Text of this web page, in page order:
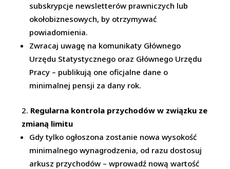
subskrypcje newsletterów prawniczych lub
okołobiznesowych, by otrzymywać
powiadomienia.
Zwracaj uwagę na komunikaty Głównego
Urzędu Statystycznego oraz Głównego Urzędu
Pracy – publikują one oficjalne dane o
minimalnej pensji za dany rok.
Regularna kontrola przychodów w związku ze
zmianą limitu
Gdy tylko ogłoszona zostanie nowa wysokość
minimalnego wynagrodzenia, od razu dostosuj
arkusz przychodów – wprowadź nową wartość